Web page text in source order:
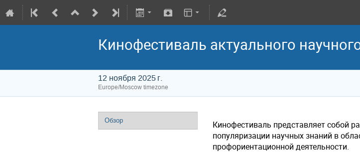
Кинофестиваль актуального
12 ноября 2025 г.
Europe/Moscow timezone
Обзор
Кинофестиваль представляет собой
популяризации научных знаний в
профориентационной деятельности.